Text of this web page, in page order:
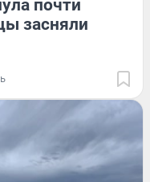
почти
засняли